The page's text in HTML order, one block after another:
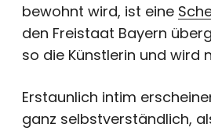
bewohnt wird, ist eine
den Freistaat Bayern
so die Künstlerin und wird
Erstaunlich intim
ganz selbstverständlich,